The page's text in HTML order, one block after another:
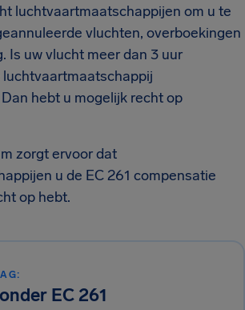
luchtvaartmaatschappijen om u te
vluchten, overboekingen
Is uw vlucht meer dan 3 uur
hebt u mogelijk recht op
zorgt ervoor dat
u de EC 261 compensatie
op hebt.
EC 261